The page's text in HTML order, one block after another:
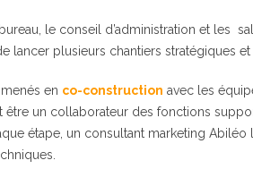
le conseil d’administration et les
lancer plusieurs chantiers stratégiques et
en co-construction avec les
être un collaborateur des fonctions
étape, un consultant marketing